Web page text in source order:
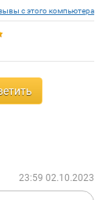
с этого компьютера
23:59 02.10.2023